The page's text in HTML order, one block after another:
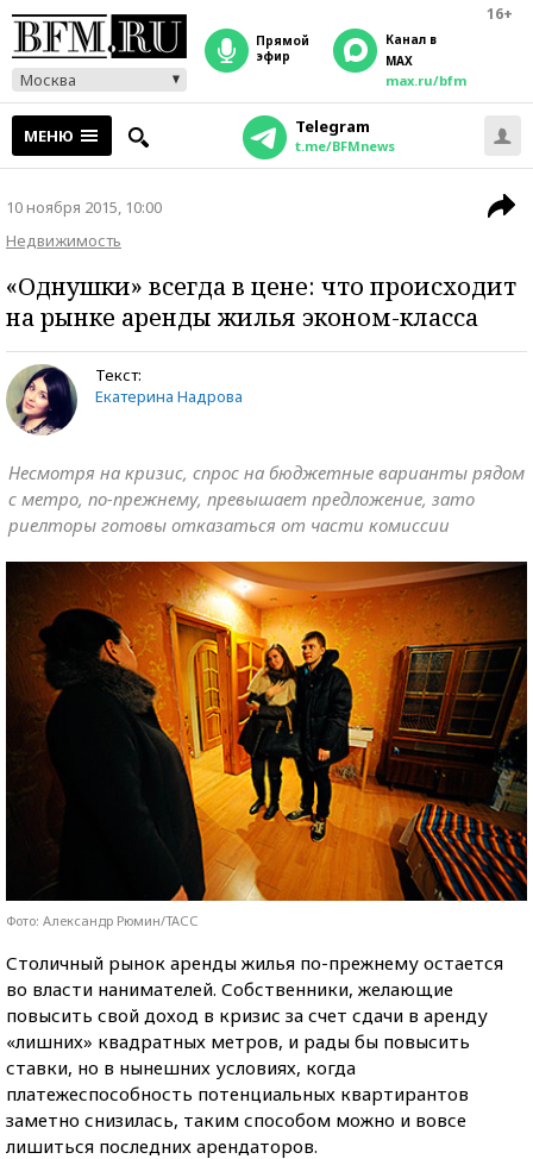
16+
Москва
прямой
эфир
Канал в
MAX
max.ru/bfm
МЕНЮ Telegram
t.me/BFMnews
10 ноября 2015, 10:00
Недвижимость
«Однушки» всегда в цене: что происходит
на рынке аренды жилья эконом-класса
Текст:
Екатерина Надрова
Несмотря на кризис, спрос на бюджетные варианты рядом
с метро, по-прежнему, превышает предложение, зато
риелторы готовы отказаться от части комиссии
Фото: Александр Рюмин/ТАСС
Столичный рынок аренды жилья по-прежнему остается
во власти нанимателей. Собственники, желающие
повысить свой доход в кризис за счет сдачи в аренду
«лишних» квадратных метров, и рады бы повысить
ставки, но в нынешних условиях, когда
платежеспособность потенциальных квартирантов
заметно снизилась, таким способом можно и вовсе
лишиться последних арендаторов.